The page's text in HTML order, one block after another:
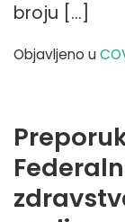
broju […]
Objavljeno u